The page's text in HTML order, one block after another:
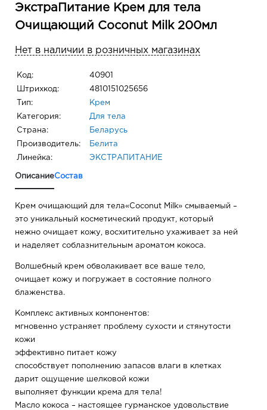
ЭкстраПитание Крем для тела
Очищающий Coconut Milk 200мл
Нет в наличии в розничных магазинах
Код: 40901
Штрихкод: 4810151025656
Тип: Крем
Категория: Для тела
Страна: Беларусь
Производитель: Белита
Линейка: ЭКСТРАПИТАНИЕ
ОписаниеСостав
Крем очищающий для тела«Coconut Milk» смываемый –
это уникальный косметический продукт, который
нежно очищает кожу, восхитительно ухаживает за ней
и наделяет соблазнительным ароматом кокоса.
Волшебный крем обволакивает все ваше тело,
очищает кожу и погружает в состояние полного
блаженства.
Комплекс активных компонентов:
мгновенно устраняет проблему сухости и стянутости
кожи
эффективно питает кожу
способствует пополнению запасов влаги в клетках
дарит ощущение шелковой кожи
выполняет функции крема для тела!
Масло кокоса – настоящее гурманское удовольствие